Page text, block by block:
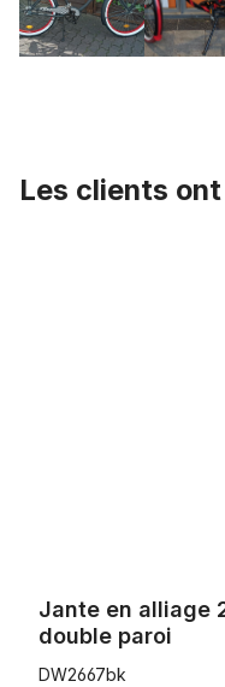
Les clients
Jante en alliage
double paroi
DW2667bk